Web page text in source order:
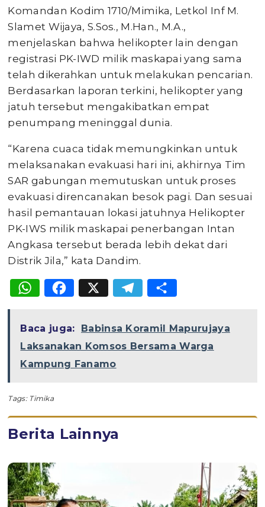
Komandan Kodim 1710/Mimika, Letkol Inf M.
Slamet Wijaya, S.Sos., M.Han., M.A.,
menjelaskan bahwa helikopter lain dengan
registrasi PK-IWD milik maskapai yang sama
telah dikerahkan untuk melakukan pencarian.
Berdasarkan laporan terkini, helikopter yang
jatuh tersebut mengakibatkan empat
penumpang meninggal dunia.
“Karena cuaca tidak memungkinkan untuk
melaksanakan evakuasi hari ini, akhirnya Tim
SAR gabungan memutuskan untuk proses
evakuasi direncanakan besok pagi. Dan sesuai
hasil pemantauan lokasi jatuhnya Helikopter
PK-IWS milik maskapai penerbangan Intan
Angkasa tersebut berada lebih dekat dari
Distrik Jila,” kata Dandim.
WhatsApp
Facebook
X Telegram
Baca juga:
Babinsa Koramil Mapurujaya
Laksanakan Komsos Bersama Warga
Kampung Fanamo
Tags: Timika
Berita Lainnya